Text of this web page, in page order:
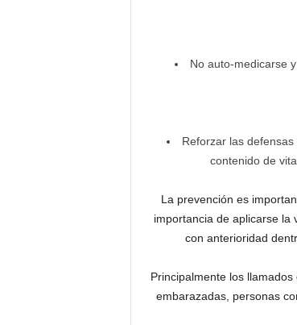
No auto-medicarse
Reforzar las
contenido de
La prevención es
importancia de aplicarse la
con anterioridad
Principalmente los
embarazadas, personas